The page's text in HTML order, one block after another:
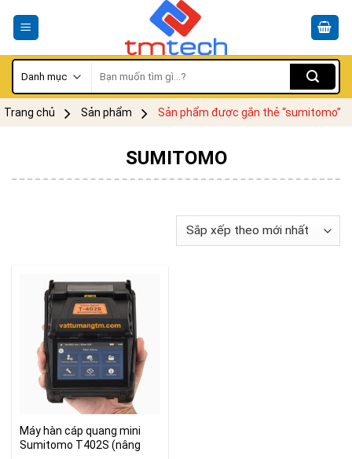
kiếm:
Trang chủ Sản phẩm Sản phẩm được gắn thẻ “sumitomo”
SUMITOMO
Máy hàn cáp quang mini
Sumitomo T402S (nâng